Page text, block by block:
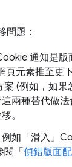
問題：
通知是
元素推至更
(例如，如
兩種替代做
。
如「滑入」
「 偵錯版面